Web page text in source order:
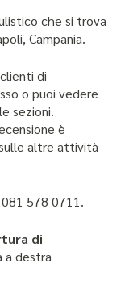
che si trova
Campania.
di
o puoi vedere
sezioni.
è
sulle altre attività
578 0711.
di
a destra